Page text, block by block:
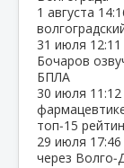
1 августа
31 июля 12:11
Бочаров
БПЛА
30 июля 11:12
топ‑15
29 июля 17:46
через